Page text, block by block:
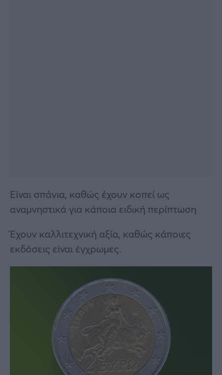
Είναι σπάνια, καθώς έχουν κοπεί ως
αναμνηστικά για κάποια ειδική περίπτωση
Έχουν καλλιτεχνική αξία, καθώς κάποιες
εκδόσεις είναι έγχρωμες.